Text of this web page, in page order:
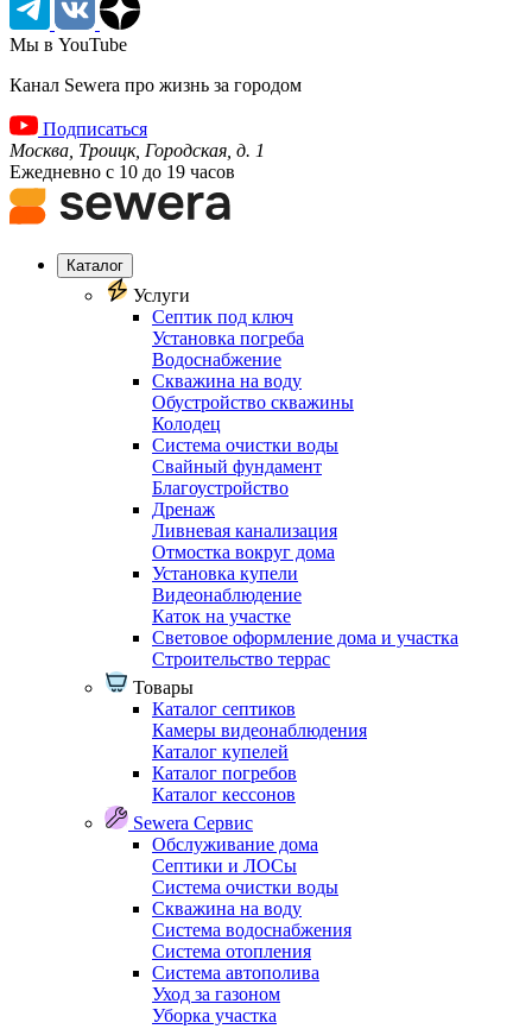
Мы в YouTube
Канал Sewera про жизнь за городом
Подписаться
Москва, Троицк, Городская, д. 1
Ежедневно с 10 до 19 часов
Каталог
Услуги
Септик под ключ
Установка погреба
Водоснабжение
Скважина на воду
Обустройство скважины
Колодец
Система очистки воды
Свайный фундамент
Благоустройство
Дренаж
Ливневая канализация
Отмостка вокруг дома
Установка купели
Видеонаблюдение
Каток на участке
Световое оформление дома и участка
Строительство террас
Товары
Каталог септиков
Камеры видеонаблюдения
Каталог купелей
Каталог погребов
Каталог кессонов
Sewera Сервис
Обслуживание дома
Септики и ЛОСы
Система очистки воды
Скважина на воду
Система водоснабжения
Система отопления
Система автополива
Уход за газоном
Уборка участка